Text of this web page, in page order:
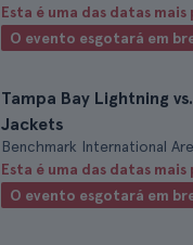
Esta é uma das datas
O evento esgotará em
Tampa Bay Lightning
Jackets
Benchmark International
Esta é uma das datas
O evento esgotará em